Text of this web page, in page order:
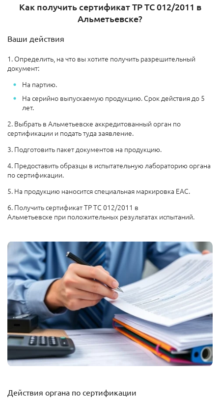
Как получить сертификат ТР ТС 012/2011 в
Альметьевске?
Ваши действия
1. Определить, на что вы хотите получить разрешительный
документ:
На партию.
На серийно выпускаемую продукцию. Срок действия до 5
лет.
2. Выбрать в Альметьевске аккредитованный орган по
сертификации и подать туда заявление.
3. Подготовить пакет документов на продукцию.
4. Предоставить образцы в испытательную лабораторию органа
по сертификации.
5. На продукцию наносится специальная маркировка ЕАС.
6. Получить сертификат ТР ТС 012/2011 в
Альметьевске при положительных результатах испытаний.
Действия органа по сертификации